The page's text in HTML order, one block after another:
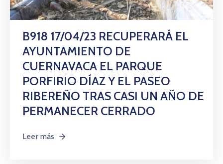
B918 17/04/23 RECUPERARÁ EL
AYUNTAMIENTO DE
CUERNAVACA EL PARQUE
PORFIRIO DÍAZ Y EL PASEO
RIBEREÑO TRAS CASI UN AÑO DE
PERMANECER CERRADO
Leer más